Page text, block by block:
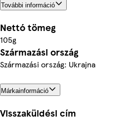
További információ
Nettó tömeg
105g
Származási ország
Származási ország: Ukrajna
Márkainformáció
Visszaküldési cím